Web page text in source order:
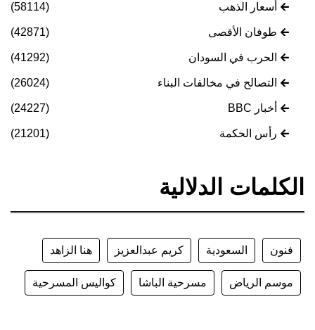
أسعار الذهب (58114)
طوفان الأقصى (42871)
الحرب في السودان (41292)
التصالح في مخالفات البناء (26024)
أخبار BBC (24227)
رأس الحكمة (21201)
الكلمات الدلالية
فنون السعودية كريم عبدالعزيز هنا الزاهد
موسم الرياض مسرحية الباشا كواليس المسرحية